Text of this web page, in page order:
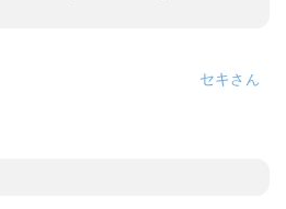
セキ